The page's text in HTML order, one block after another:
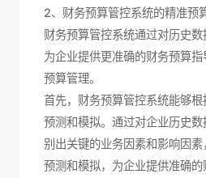
2、财务预算管控系统的精准预
财务预算管控系统通过对历史数
为企业提供更准确的财务预算
预算管理。
首先，财务预算管控系统能够
预测和模拟。通过对企业历史
别出关键的业务因素和影响因
预测和模拟，为企业提供准确的